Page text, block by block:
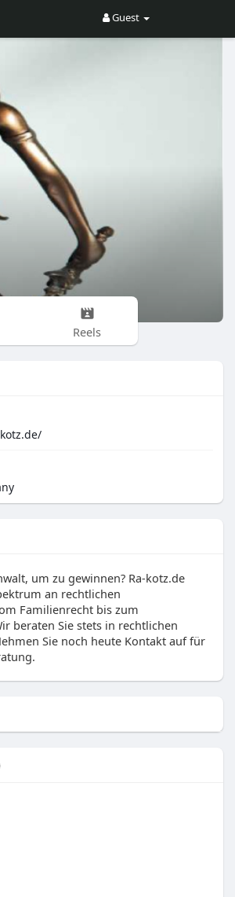
Guest
Reels
um zu gewinnen? Ra-kotz.de
an rechtlichen
Familienrecht bis zum
beraten Sie stets in rechtlichen
Sie noch heute Kontakt auf für